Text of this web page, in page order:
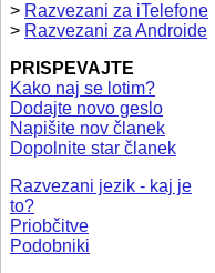
> Razvezani za iTelefone
> Razvezani za Androide
PRISPEVAJTE
Kako naj se lotim?
Dodajte novo geslo
Napišite nov članek
Dopolnite star članek
Razvezani jezik - kaj je
to?
Priobčitve
Podobniki